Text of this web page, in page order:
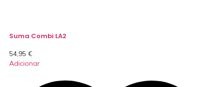
Suma Combi LA2
54,95 €
Adicionar